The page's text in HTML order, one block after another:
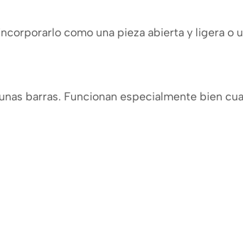
como una pieza abierta y ligera o
barras. Funcionan especialmente bien